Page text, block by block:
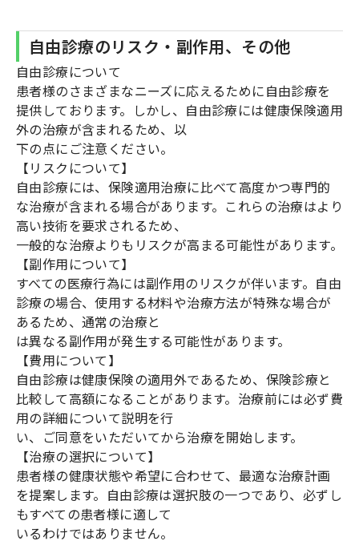
自由診療のリスク・副作用、その他
自由診療について
患者様のさまざまなニーズに応えるために自由診療を
提供しております。しかし、自由診療には健康保険適用
外の治療が含まれるため、以
下の点にご注意ください。
【リスクについて】
自由診療には、保険適用治療に比べて高度かつ専門的
な治療が含まれる場合があります。これらの治療はより
高い技術を要求されるため、
一般的な治療よりもリスクが高まる可能性があります。
【副作用について】
すべての医療行為には副作用のリスクが伴います。自由
診療の場合、使用する材料や治療方法が特殊な場合が
あるため、通常の治療と
は異なる副作用が発生する可能性があります。
【費用について】
自由診療は健康保険の適用外であるため、保険診療と
比較して高額になることがあります。治療前には必ず費
用の詳細について説明を行
い、ご同意をいただいてから治療を開始します。
【治療の選択について】
患者様の健康状態や希望に合わせて、最適な治療計画
を提案します。自由診療は選択肢の一つであり、必ずし
もすべての患者様に適して
いるわけではありません。